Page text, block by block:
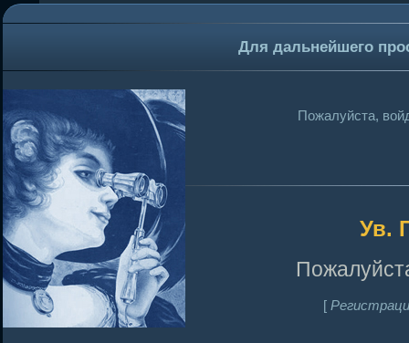
Для дальнейшего
Пожалуйста,
Ув.
[